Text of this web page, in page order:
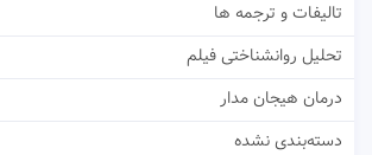
تالیفات و ترجمه ها
تحلیل روانشناختی فیلم
درمان هیجان مدار
دسته‌بندی نشده